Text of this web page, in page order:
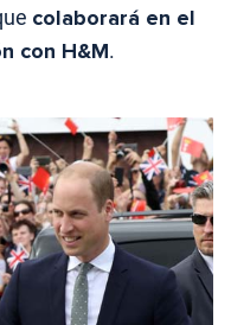
colaborará en el
con H&M.